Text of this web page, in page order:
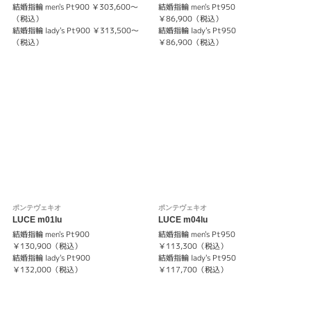
結婚指輪 men's Pt900 ￥303,600～
（税込）
結婚指輪 lady's Pt900 ￥313,500～
（税込）
結婚指輪 men's Pt950
￥86,900（税込）
結婚指輪 lady's Pt950
￥86,900（税込）
ポンテヴェキオ
LUCE m01lu
結婚指輪 men's Pt900
￥130,900（税込）
結婚指輪 lady's Pt900
￥132,000（税込）
ポンテヴェキオ
LUCE m04lu
結婚指輪 men's Pt950
￥113,300（税込）
結婚指輪 lady's Pt950
￥117,700（税込）